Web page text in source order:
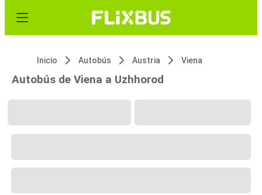
Inicio Autobús Austria Viena
Autobús de Viena a Uzhhorod